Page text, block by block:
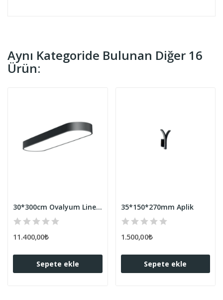
Aynı Kategoride Bulunan Diğer 16
Ürün:
30*300cm Ovalyum Lineer Armatür H:10cm
11.400,00₺
Sepete ekle
35*150*270mm Aplik
1.500,00₺
Sepete ekle